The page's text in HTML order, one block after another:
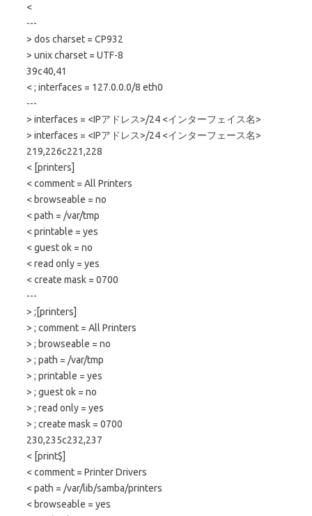
<
---
> dos charset = CP932
> unix charset = UTF-8
39c40,41
< ; interfaces = 127.0.0.0/8 eth0
---
> interfaces = <IPアドレス>/24 <インターフェイス名>
> interfaces = <IPアドレス>/24 <インターフェース名>
219,226c221,228
< [printers]
< comment = All Printers
< browseable = no
< path = /var/tmp
< printable = yes
< guest ok = no
< read only = yes
< create mask = 0700
---
> ;[printers]
> ; comment = All Printers
> ; browseable = no
> ; path = /var/tmp
> ; printable = yes
> ; guest ok = no
> ; read only = yes
> ; create mask = 0700
230,235c232,237
< [print$]
< comment = Printer Drivers
< path = /var/lib/samba/printers
< browseable = yes